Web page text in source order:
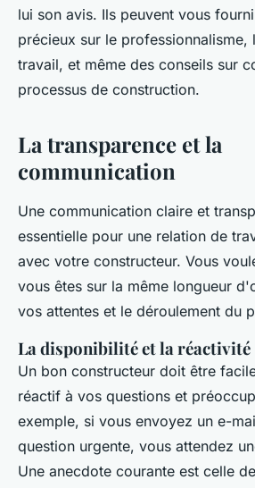
lui son avis. Ils peuvent vous
précieux sur le professionnalisme,
travail, et même des conseils sur
processus de construction.
La transparence et la
communication
Une communication claire et
essentielle pour une relation de
avec votre constructeur. Vous
vous êtes sur la même longueur
vos attentes et le déroulement du
La disponibilité et la réactivité
Un bon constructeur doit être
réactif à vos questions et
exemple, si vous envoyez un e-
question urgente, vous attendez
Une anecdote courante est celle